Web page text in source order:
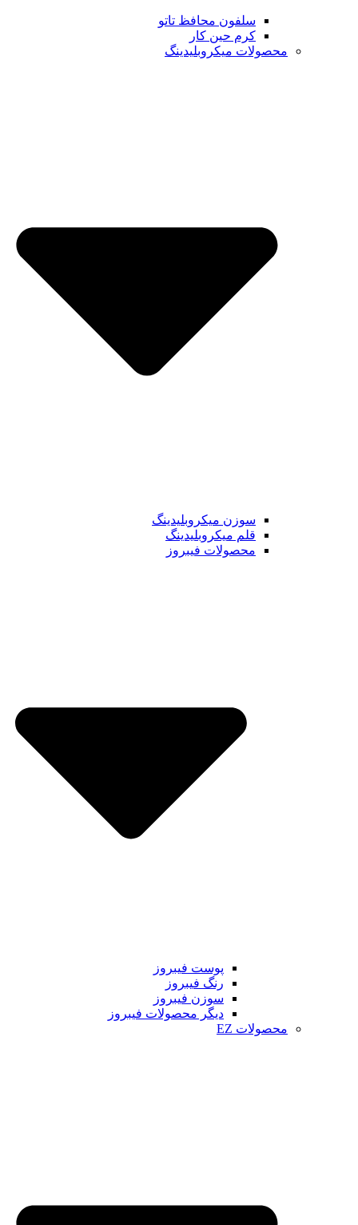
سلفون محافظ تاتو
کرم حین کار
محصولات میکروبلیدینگ
سوزن میکروبلیدینگ
قلم میکروبلیدینگ
محصولات فیبروز
پوست فیبروز
رنگ فیبروز
سوزن فیبروز
دیگر محصولات فیبروز
محصولات EZ